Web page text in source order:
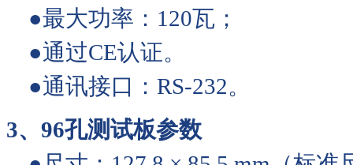
●最大功率：
●通过CE认证。
●通讯接口：RS-232。
3、96孔测试板参数